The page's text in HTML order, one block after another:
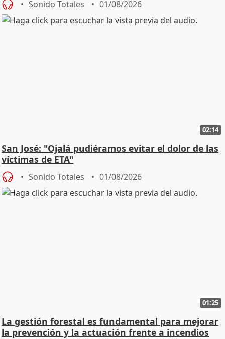
Sonido Totales 01/08/2026
02:14
San José: "Ojalá pudiéramos evitar el dolor de las
víctimas de ETA"
Sonido Totales 01/08/2026
01:25
La gestión forestal es fundamental para mejorar
la prevención y la actuación frente a incendios